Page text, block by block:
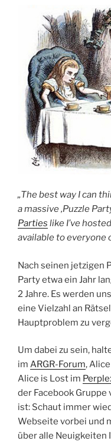
„The best way I can
a massive ‚Puzzle
Parties like I’ve
available to everyone
Nach seinen jetzigen
Party etwa ein Jahr
2 Jahre. Es werden
eine Vielzahl an
Hauptproblem zu
Um dabei zu sein,
im ARGR-Forum,
Alice is Lost im
der Facebook
ist: Schaut immer
Webseite vorbei und
über alle Neuigkeiten